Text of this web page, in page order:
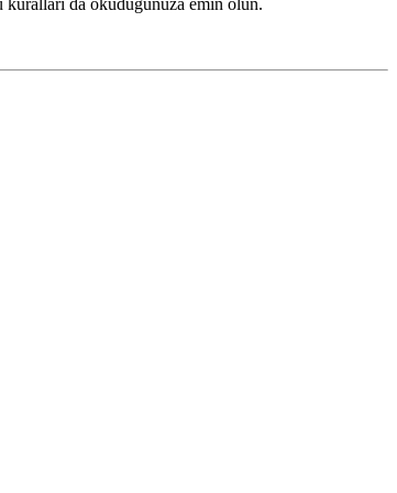
da okuduğunuza emin olun.